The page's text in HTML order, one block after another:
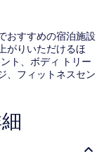
おすすめの宿泊施設
がりいただけるほ
ト、ボディ トリー
、フィットネスセン